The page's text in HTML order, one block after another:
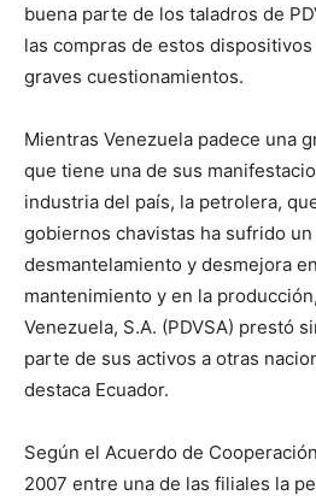
buena parte de los taladros de
las compras de estos
graves cuestionamientos.
Mientras Venezuela padece una
que tiene una de sus
industria del país, la petrolera,
gobiernos chavistas ha sufrido
desmantelamiento y desmejora
mantenimiento y en la
Venezuela, S.A. (PDVSA) prestó
parte de sus activos a otras
destaca Ecuador.
Según el Acuerdo de
2007 entre una de las filiales la